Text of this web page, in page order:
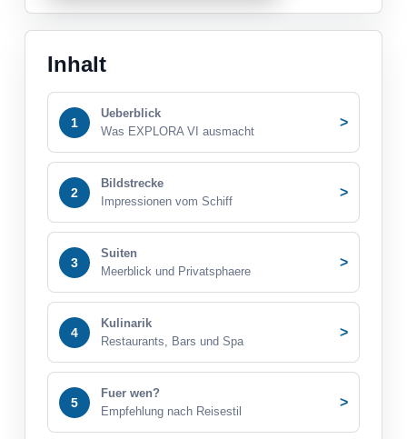
Inhalt
1
Ueberblick
Was EXPLORA VI ausmacht
>
2
Bildstrecke
Impressionen vom Schiff
>
3
Suiten
Meerblick und Privatsphaere
>
4
Kulinarik
Restaurants, Bars und Spa
>
5
Fuer wen?
Empfehlung nach Reisestil
>